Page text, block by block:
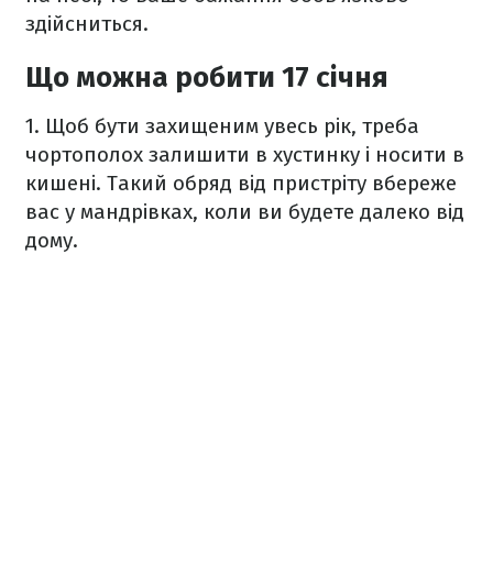
здійсниться.
Що можна робити 17 січня
1. Щоб бути захищеним увесь рік, треба
чортополох залишити в хустинку і носити в
кишені. Такий обряд від пристріту вбереже
вас у мандрівках, коли ви будете далеко від
дому.